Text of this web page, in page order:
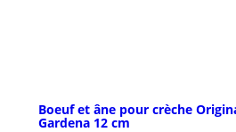
Boeuf et âne pour crèche
Gardena 12 cm